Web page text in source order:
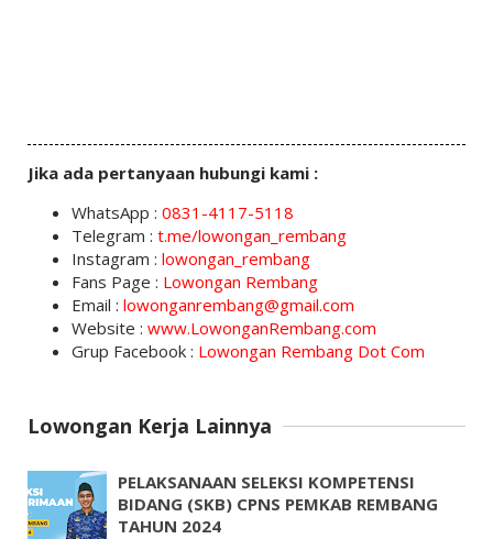
Jika ada pertanyaan hubungi kami :
WhatsApp : 0831-4117-5118
Telegram : t.me/lowongan_rembang
Instagram : lowongan_rembang
Fans Page : Lowongan Rembang
Email : lowonganrembang@gmail.com
Website : www.LowonganRembang.com
Grup Facebook : Lowongan Rembang Dot Com
Lowongan Kerja Lainnya
PELAKSANAAN SELEKSI KOMPETENSI
BIDANG (SKB) CPNS PEMKAB REMBANG
TAHUN 2024